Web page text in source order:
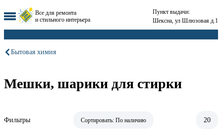
Все для ремонта
и стильного интерьера
Пункт выдачи:
Шексна, ул Шлюзовая д.1
Бытовая химия
Мешки, шарики для стирки
Фильтры Сортировать: По наличию 20